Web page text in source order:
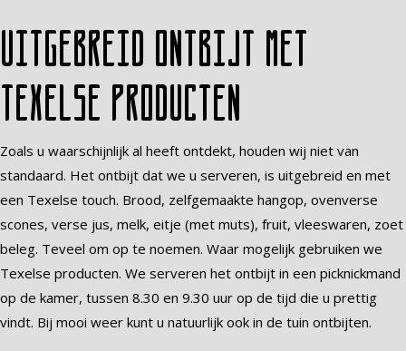
Uitgebreid ontbijt met
Texelse producten
Zoals u waarschijnlijk al heeft ontdekt, houden wij niet van
standaard. Het ontbijt dat we u serveren, is uitgebreid en met
een Texelse touch. Brood, zelfgemaakte hangop, ovenverse
scones, verse jus, melk, eitje (met muts), fruit, vleeswaren, zoet
beleg. Teveel om op te noemen. Waar mogelijk gebruiken we
Texelse producten. We serveren het ontbijt in een picknickmand
op de kamer, tussen 8.30 en 9.30 uur op de tijd die u prettig
vindt. Bij mooi weer kunt u natuurlijk ook in de tuin ontbijten.